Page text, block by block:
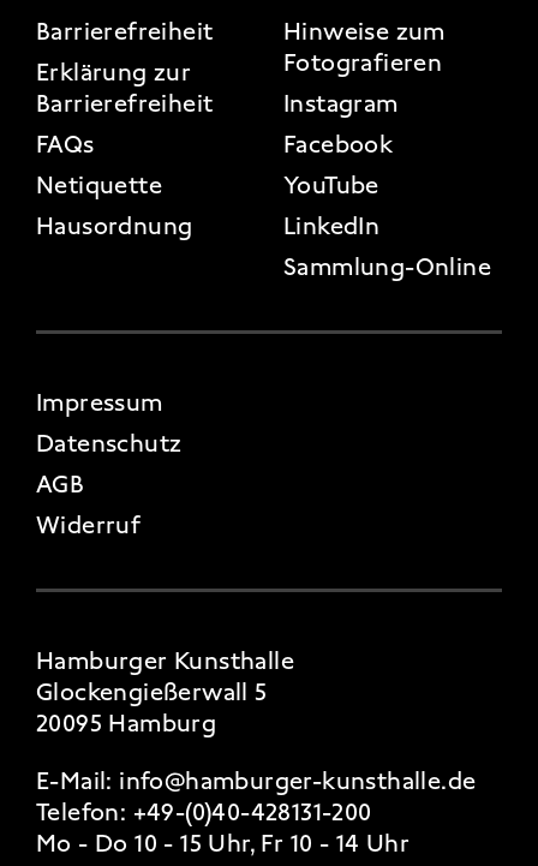
FOOTER 3
Barrierefreiheit
Erklärung zur
Barrierefreiheit
FAQs
Netiquette
Hausordnung
Hinweise zum
Fotografieren
Instagram
Facebook
YouTube
LinkedIn
Sammlung-Online
FOOTER 4
Impressum
Datenschutz
AGB
Widerruf
Hamburger Kunsthalle
Glockengießerwall 5
20095 Hamburg
E-Mail: info@hamburger-kunsthalle.de
Telefon: +49-(0)40-428131-200
Mo - Do 10 - 15 Uhr, Fr 10 - 14 Uhr